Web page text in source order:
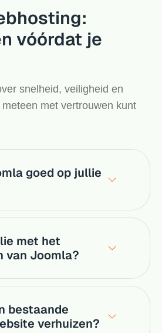
vóórdat je
snelheid, veiligheid en
met vertrouwen kunt
goed op jullie
met het
van Joomla?
bestaande
verhuizen?